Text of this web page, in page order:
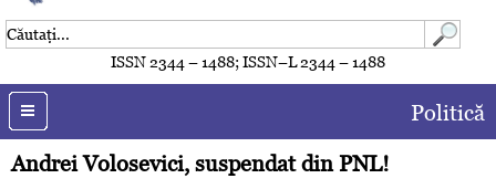
ISSN 2344 – 1488; ISSN–L 2344 – 1488
Politică
Andrei Volosevici, suspendat din PNL!